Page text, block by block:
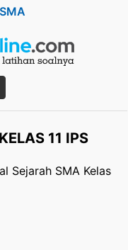
SMA
11 IPS
Sejarah SMA Kelas